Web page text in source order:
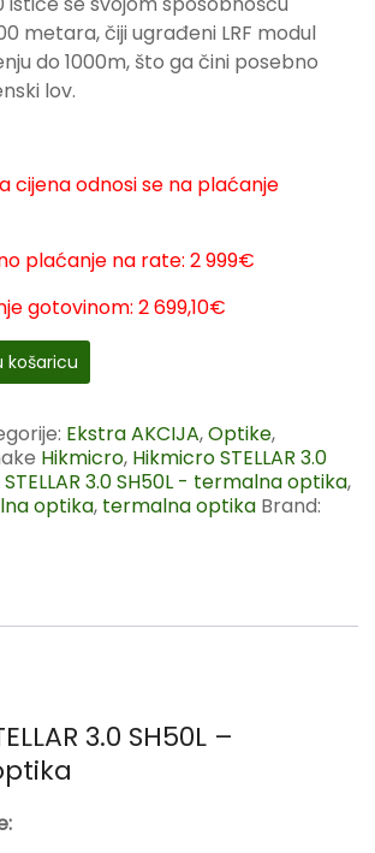
metara, čiji ugrađeni LRF modul
do 1000m, što ga čini posebno
lov.
cijena odnosi se na plaćanje
plaćanje na rate: 2 999€
gotovinom: 2 699,10€
košaricu
Ekstra AKCIJA,Optike,
Hikmicro, Hikmicro STELLAR 3.0
3.0 SH50L - termalna optika,
optika, termalna optika Brand:
3.0 SH50L –